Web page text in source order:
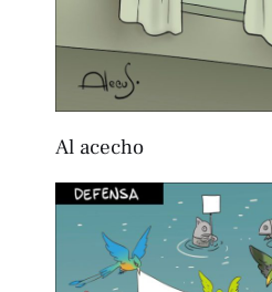
Al acecho